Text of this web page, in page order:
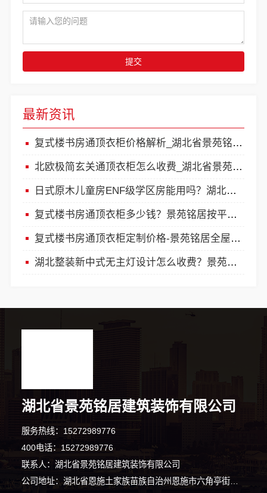
最新资讯
复式楼书房通顶衣柜价格解析_湖北省景苑铭居建筑装饰有限公司
北欧极简玄关通顶衣柜怎么收费_湖北省景苑铭居建筑装饰有限公司
日式原木儿童房ENF级学区房能用吗？湖北省景苑铭居建筑装饰有限公司环保整装实测
复式楼书房通顶衣柜多少钱？景苑铭居按平米计价
复式楼书房通顶衣柜定制价格-景苑铭居全屋收纳系统方案
湖北整装新中式无主灯设计怎么收费？景苑铭居透明报价一口价
提交
湖北省景苑铭居建筑装饰有限公司
服务热线：15272989776
400电话：15272989776
联系人：湖北省景苑铭居建筑装饰有限公司
公司地址：湖北省恩施土家族苗族自治州恩施市六角亭街道头道水村谭家坝路101号2幢生产车间A区一A01办公区（自主申报）